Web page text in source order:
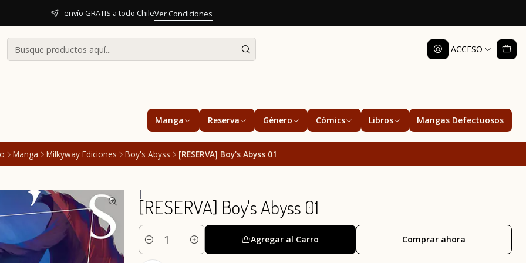
ACCESO
Manga Reserva Género Cómics Libros Mangas Defectuosos
envío GRATIS a todo ChileVer Condiciones
Manga Milkyway Ediciones Boy's Abyss [RESERVA] Boy's Abyss 01
|
[RESERVA] Boy's Abyss 01
Cantidad
Agregar al Carro Comprar ahora